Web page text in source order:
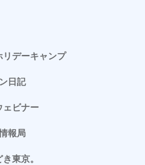
リデーキャンプ
日記
ェビナー
報局
東京。